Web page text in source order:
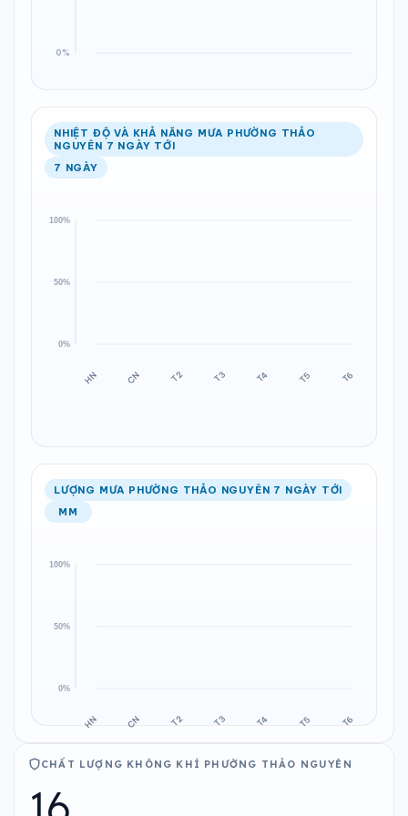
NHIỆT ĐỘ VÀ KHẢ NĂNG MƯA PHƯỜNG THẢO
NGUYÊN 7 NGÀY TỚI
7 NGÀY
LƯỢNG MƯA PHƯỜNG THẢO NGUYÊN 7 NGÀY TỚI
MM
CHẤT LƯỢNG KHÔNG KHÍ PHƯỜNG THẢO NGUYÊN